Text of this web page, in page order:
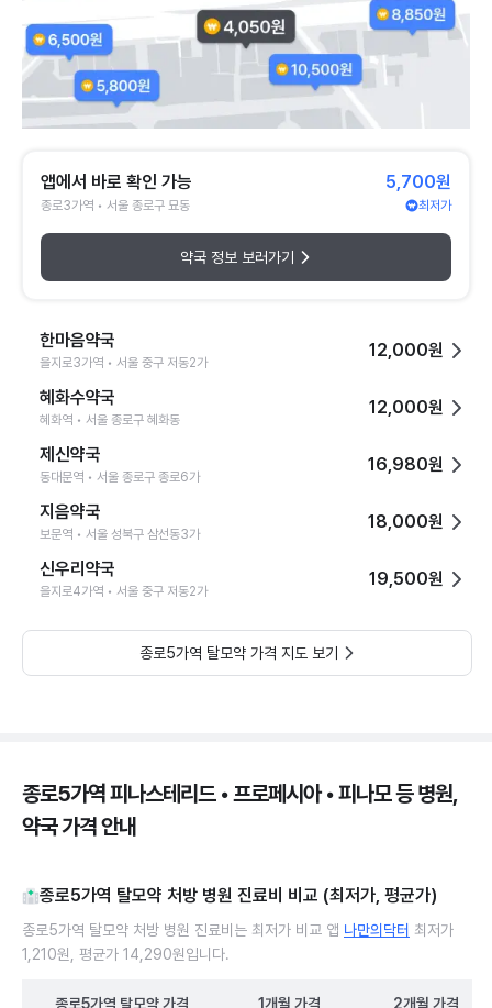
앱에서 바로 확인 가능
종로3가역 • 서울 종로구 묘동
5,700원
최저가
약국 정보 보러가기
한마음약국
을지로3가역 • 서울 중구 저동2가
12,000원
혜화수약국
혜화역 • 서울 종로구 혜화동
12,000원
제신약국
동대문역 • 서울 종로구 종로6가
16,980원
지음약국
보문역 • 서울 성북구 삼선동3가
18,000원
신우리약국
을지로4가역 • 서울 중구 저동2가
19,500원
종로5가역 탈모약 가격 지도 보기
종로5가역 피나스테리드 • 프로페시아 • 피나모 등 병원,
약국 가격 안내
종로5가역 탈모약 처방 병원 진료비 비교 (최저가, 평균가)
종로5가역 탈모약 처방 병원 진료비는 최저가 비교 앱 나만의닥터 최저가
1,210원, 평균가 14,290원입니다.
종로5가역 탈모약가격 1개월 가격 2개월 가격